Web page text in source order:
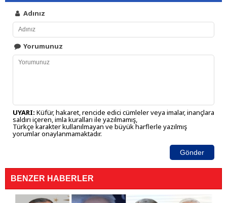
Adınız
Yorumunuz
UYARI: Küfür, hakaret, rencide edici cümleler veya imalar, inançlara
saldırı içeren, imla kuralları ile yazılmamış,
Türkçe karakter kullanılmayan ve büyük harflerle yazılmış
yorumlar onaylanmamaktadır.
Gönder
BENZER HABERLER